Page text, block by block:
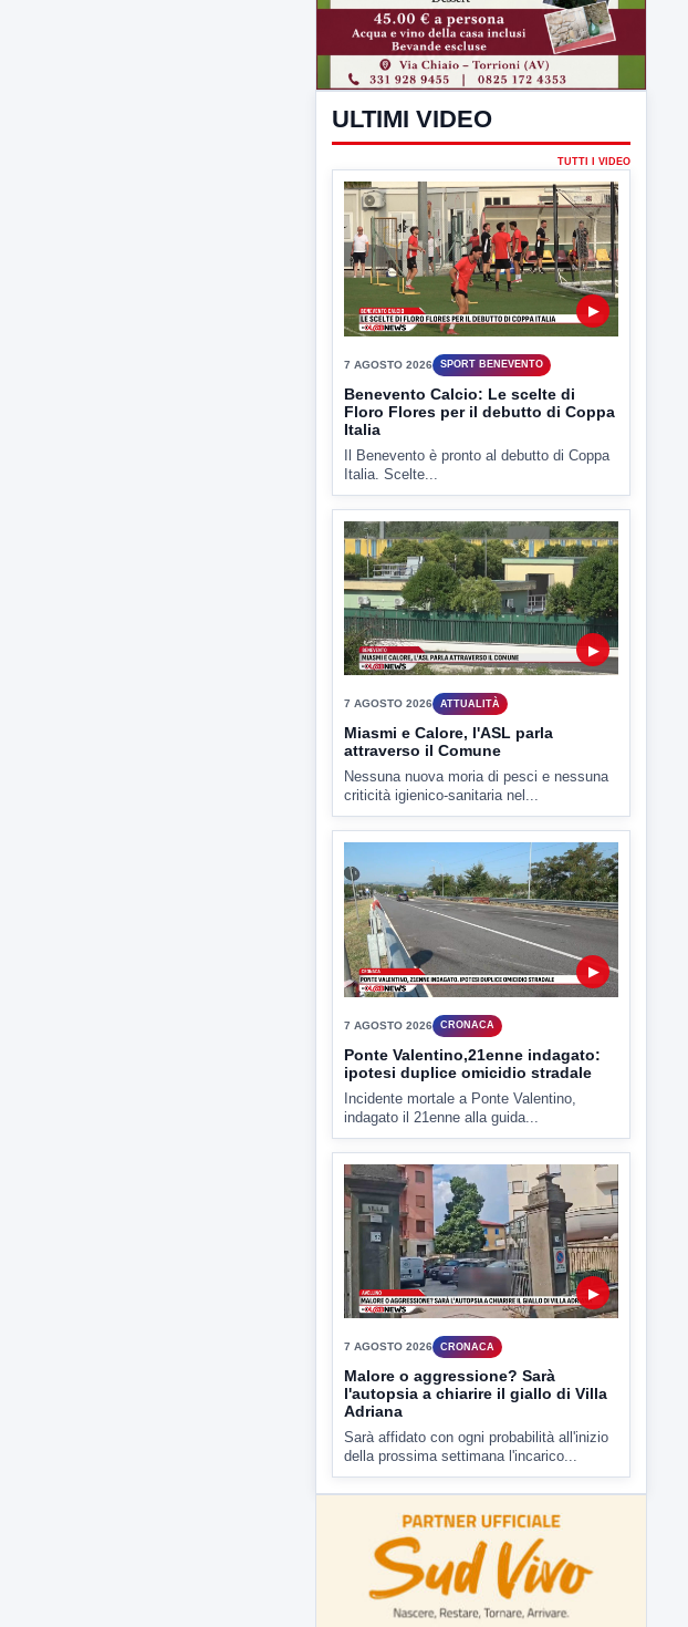
▶
7 AGOSTO 2026 SPORT BENEVENTO
Benevento Calcio: Le scelte di
Floro Flores per il debutto di Coppa
Italia
Il Benevento è pronto al debutto di Coppa
Italia. Scelte...
▶
7 AGOSTO 2026
Miasmi e Calore, l'ASL parla
attraverso il Comune
Nessuna nuova moria di pesci e nessuna
criticità igienico-sanitaria nel...
7 AGOSTO 2026 CRONACA
Ponte Valentino,21enne indagato:
ipotesi duplice omicidio stradale
Incidente mortale a Ponte Valentino,
indagato il 21enne alla guida...
▶
7 AGOSTO 2026 CRONACA
Malore o aggressione? Sarà
l'autopsia a chiarire il giallo di Villa
Adriana
Sarà affidato con ogni probabilità all'inizio
della prossima settimana l'incarico...